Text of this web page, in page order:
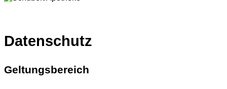
Datenschutz
Geltungsbereich